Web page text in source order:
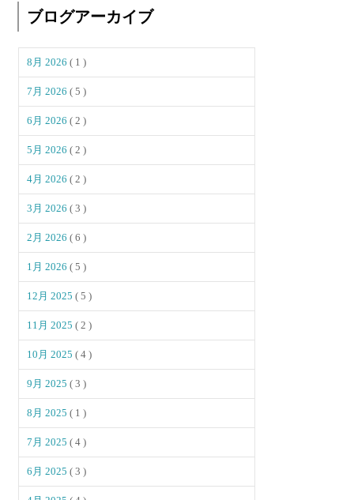
ブログアーカイブ
8月 2026( 1 )
7月 2026( 5 )
6月 2026( 2 )
5月 2026( 2 )
4月 2026( 2 )
3月 2026( 3 )
2月 2026( 6 )
1月 2026( 5 )
12月 2025( 5 )
11月 2025( 2 )
10月 2025( 4 )
9月 2025( 3 )
8月 2025( 1 )
7月 2025( 4 )
6月 2025( 3 )